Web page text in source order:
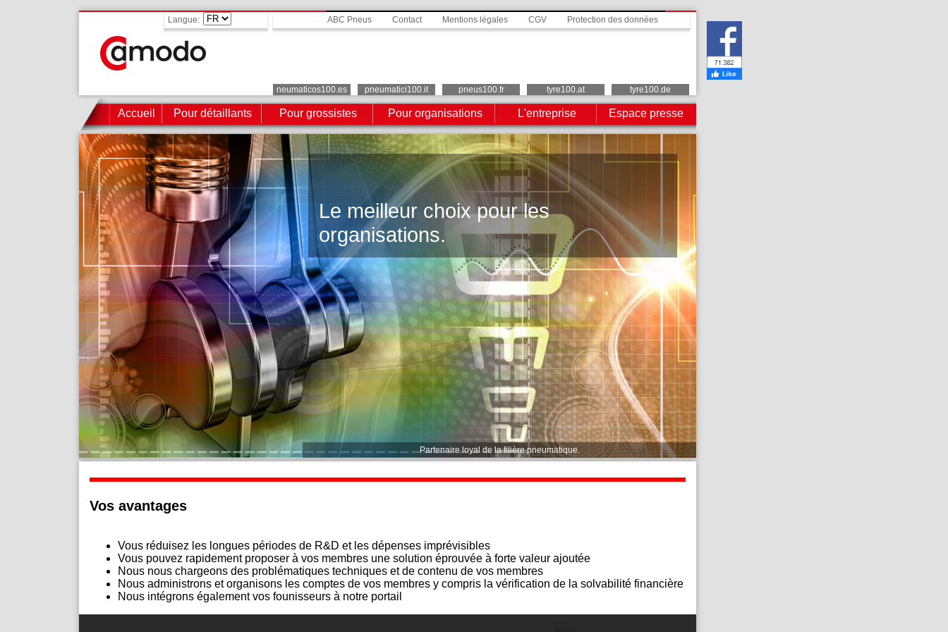
Langue: ABC Pneus Contact Mentions légales CGV Protection des données
tyre100.de
tyre100.at
pneus100.fr
pneumatici100.it
neumaticos100.es
Accueil Pour détaillants Pour grossistes Pour organisations L'entreprise Espace presse
Le meilleur choix pour les
organisations.
Partenaire loyal de la filière pneumatique.
Vos avantages
Vous réduisez les longues périodes de R&D et les dépenses imprévisibles
Vous pouvez rapidement proposer à vos membres une solution éprouvée à forte valeur ajoutée
Nous nous chargeons des problématiques techniques et de contenu de vos membres
Nous administrons et organisons les comptes de vos membres y compris la vérification de la solvabilité financière
Nous intégrons également vos founisseurs à notre portail